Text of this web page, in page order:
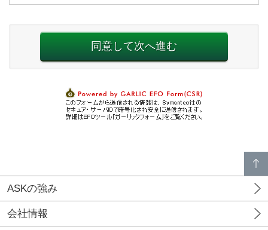
pagetop
ASKの強み
会社情報